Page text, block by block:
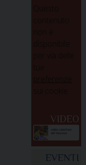
VIDEO
EVENTI